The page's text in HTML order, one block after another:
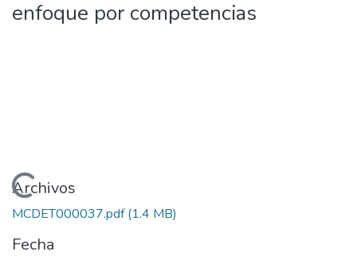
enfoque por competencias
Cargando...
Archivos
MCDET000037.pdf(1.4 MB)
Fecha